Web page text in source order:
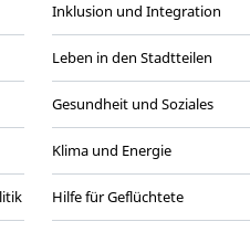
Inklusion und Integration
Leben in den Stadtteilen
Gesundheit und Soziales
Klima und Energie
Hilfe für Geflüchtete